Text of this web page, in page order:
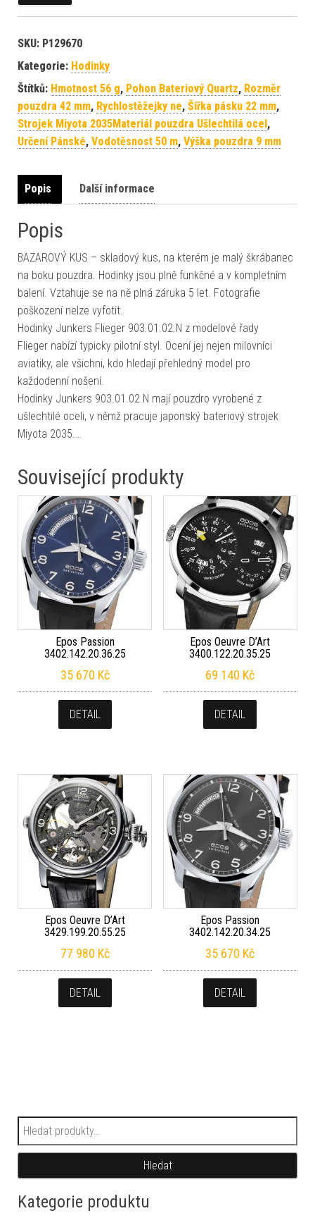
SKU: P129670
Kategorie: Hodinky
Štítků: Hmotnost 56 g, Pohon Bateriový Quartz, Rozměr
pouzdra 42 mm, Rychlostěžejky ne, Šířka pásku 22 mm,
Strojek Miyota 2035Materiál pouzdra Ušlechtilá ocel ,
Určení Pánské, Vodotěsnost 50 m, Výška pouzdra 9 mm
Popis Další informace
Popis
BAZAROVÝ KUS – skladový kus, na kterém je malý škrábanec
na boku pouzdra. Hodinky jsou plně funkčné a v kompletním
balení. Vztahuje se na ně plná záruka 5 let. Fotografie
poškození nelze vyfotit.
Hodinky Junkers Flieger 903.01.02.N z modelové řady
Flieger nabízí typicky pilotní styl. Ocení jej nejen milovníci
aviatiky, ale všichni, kdo hledají přehledný model pro
každodenní nošení.
Hodinky Junkers 903.01.02.N mají pouzdro vyrobené z
ušlechtilé oceli, v němž pracuje japonský bateriový strojek
Miyota 2035.…
Související produkty
Epos Passion
3402.142.20.36.25
35 670 Kč
DETAIL
Epos Oeuvre D’Art
3400.122.20.35.25
69 140 Kč
DETAIL
Epos Oeuvre D’Art
3429.199.20.55.25
77 980 Kč
DETAIL
Epos Passion
3402.142.20.34.25
35 670 Kč
DETAIL
Hledat:
Hledat
Kategorie produktu